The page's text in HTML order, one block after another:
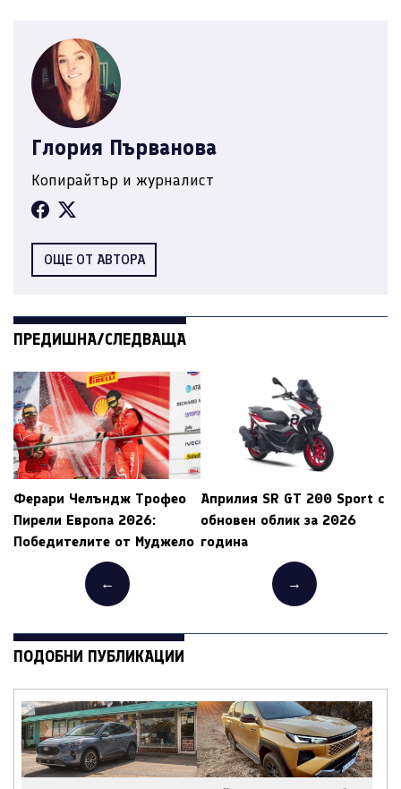
Глория Първанова
Копирайтър и журналист
ОЩЕ ОТ АВТОРА
ПРЕДИШНА/СЛЕДВАЩА
Ферари Челъндж Трофео
Пирели Европа 2026:
Победителите от Муджело
←
Априлия SR GT 200 Sport с
обновен облик за 2026
година
→
ПОДОБНИ ПУБЛИКАЦИИ